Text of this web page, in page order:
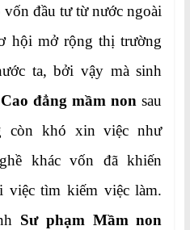
đầu tư từ nước ngoài
hội mở rộng thị trường
ta, bởi vậy mà sinh
đẳng mầm non sau
còn khó xin việc như
khác vốn đã khiến
việc tìm kiếm việc làm.
Sư phạm Mầm non